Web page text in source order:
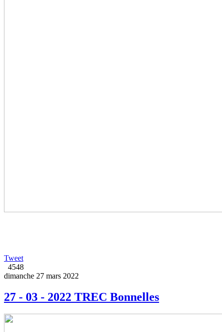
Tweet
4548
dimanche 27 mars 2022
27 - 03 - 2022 TREC Bonnelles